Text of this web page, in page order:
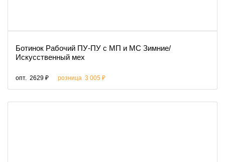
Ботинок Рабочий ПУ-ПУ с МП и МС Зимние/
Искусственный мех
опт. 2629 ₽ розница 3 005 ₽